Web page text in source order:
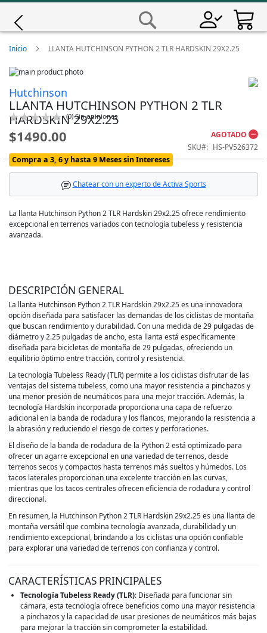
Saltar
Contenido
Inicio LLANTA HUTCHINSON PYTHON 2 TLR HARDSKIN 29X2.25
Skip
the
end
of
the
images
to
the
beginning
of
the
gallery
Hutchinson
LLANTA HUTCHINSON PYTHON 2 TLR
HARDSKIN 29X2.25
Calificación:
0% of 100
(0)Sin opiniones
$1490.00
AGOTADO
SKU
HS-PV526372
Compra a 3, 6 y hasta 9 Meses sin Intereses
Chatear con un experto de Activa Sports
La llanta Hutchinson Python 2 TLR Hardskin 29x2.25 ofrece rendimiento
excepcional en terrenos variados con tecnología tubeless y resistencia
avanzada.
DESCRIPCIÓN GENERAL
La llanta Hutchinson Python 2 TLR Hardskin 29x2.25 es una innovadora
opción diseñada para satisfacer las demandas de los ciclistas de montaña
que buscan rendimiento y durabilidad. Con una medida de 29 pulgadas de
diámetro y 2.25 pulgadas de ancho, esta llanta está específicamente
diseñada para bicicletas de montaña de 29 pulgadas, ofreciendo un
equilibrio óptimo entre tracción, control y resistencia.
La tecnología Tubeless Ready (TLR) permite a los ciclistas disfrutar de las
ventajas del sistema tubeless, como una mayor resistencia a pinchazos y
una menor presión de neumáticos para una mejor tracción. Además, la
tecnología Hardskin incorporada proporciona una capa de refuerzo
adicional en la banda de rodadura y los flancos, mejorando la resistencia a
la abrasión y reduciendo el riesgo de cortes y perforaciones.
El diseño de la banda de rodadura de la Python 2 está optimizado para
ofrecer un agarre excepcional en una variedad de terrenos, desde
terrenos secos y compactos hasta terrenos más sueltos y húmedos. Los
tacos laterales proporcionan una excelente tracción en las curvas,
mientras que los tacos centrales ofrecen eficiencia de rodadura y control
direccional.
En resumen, la Hutchinson Python 2 TLR Hardskin 29x2.25 es una llanta de
montaña versátil que combina tecnología avanzada, durabilidad y un
rendimiento excepcional, brindando a los ciclistas una opción confiable
para explorar una variedad de terrenos con confianza y control.
CARACTERÍSTICAS PRINCIPALES
Tecnología Tubeless Ready (TLR): Diseñada para funcionar sin
cámara, esta tecnología ofrece beneficios como una mayor resistencia
a pinchazos y la capacidad de usar presiones de neumáticos más bajas
para mejorar la tracción sin comprometer la estabilidad.
Giro
Iscali
Magene
MET
Wahoo